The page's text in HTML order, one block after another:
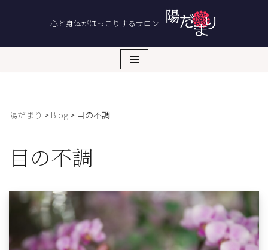
ン
ス
ッ
プ
心と身体がほっこりするサロン
陽だまり > Blog > 目の不調
目の不調